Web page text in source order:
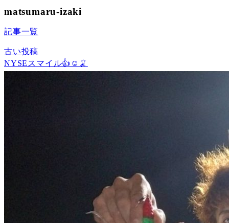
matsumaru-izaki
記事一覧
古い投稿
NYSEスマイル👍☺️🦑